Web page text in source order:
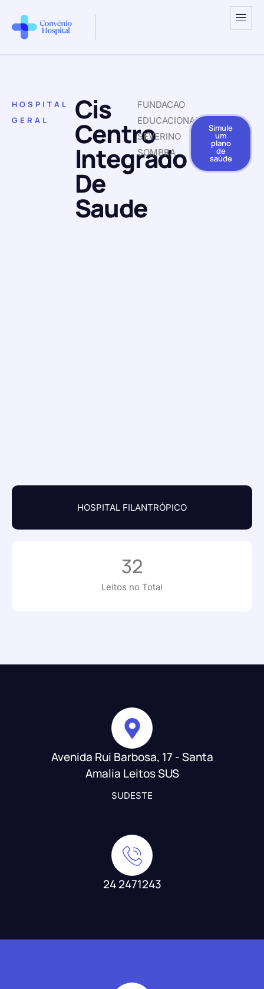
HOSPITAL
GERAL
Cis
Centro
Integrado
De
Saude
FUNDACAO
EDUCACIONAL
SEVERINO
SOMBRA
Simule
um
plano
de
saúde
HOSPITAL FILANTRÓPICO
Leitos no Total
32
Avenida Rui Barbosa, 17 - Santa
Amalia Leitos SUS
SUDESTE
24 2471243